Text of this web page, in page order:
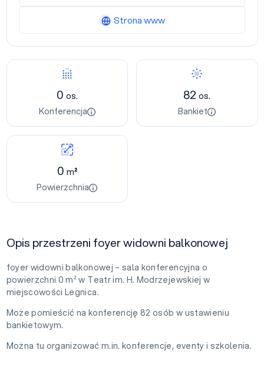
0 os.
Konferencja
82os.
Bankiet
0 m²
Powierzchnia
Opis przestrzeni foyer widowni balkonowej
foyer widowni balkonowej – sala konferencyjna o
powierzchni 0 m² w Teatr im. H. Modrzejewskiej w
miejscowości Legnica.
Może pomieścić na konferencję 82 osób w ustawieniu
bankietowym.
Można tu organizować m.in. konferencje, eventy i szkolenia.
Strona www